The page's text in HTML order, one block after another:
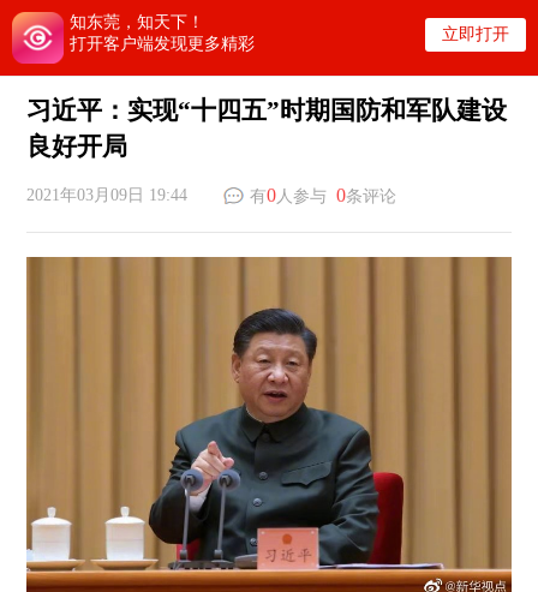
知东莞，知天下！
打开客户端发现更多精彩
立即打开
习近平：实现“十四五”时期国防和军队建设
良好开局
2021年03月09日 19:44 有0人参与0条评论